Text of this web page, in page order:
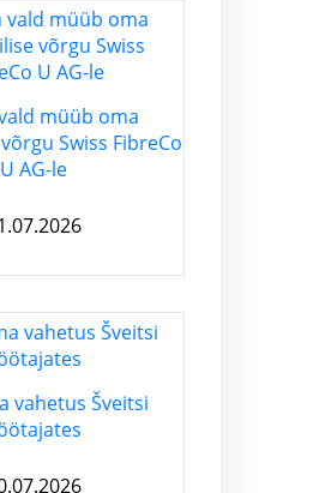
müüb oma
Swiss FibreCo
U AG-le
vahetus Šveitsi